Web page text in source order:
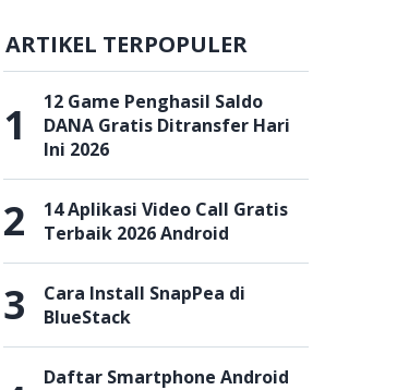
ARTIKEL TERPOPULER
1
12 Game Penghasil Saldo
DANA Gratis Ditransfer Hari
Ini 2026
2
14 Aplikasi Video Call Gratis
Terbaik 2026 Android
3
Cara Install SnapPea di
BlueStack
Daftar Smartphone Android